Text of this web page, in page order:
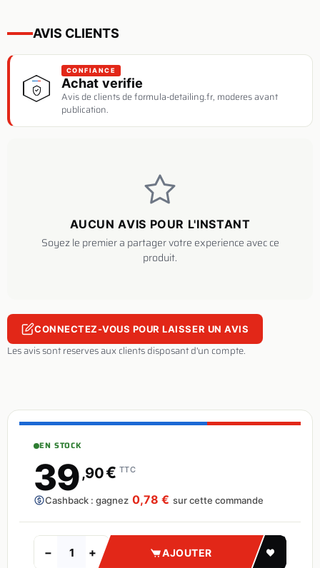
AVIS CLIENTS
CONFIANCE
Achat verifie
Avis de clients de formula-detailing.fr, moderes avant
publication.
AUCUN AVIS POUR L'INSTANT
Soyez le premier a partager votre experience avec ce
produit.
CONNECTEZ-VOUS POUR LAISSER UN AVIS
Les avis sont reserves aux clients disposant d'un compte.
EN STOCK
39,90€ TTC
Cashback : gagnez 0,78 € sur cette commande
− + AJOUTER